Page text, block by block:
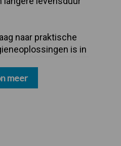
naar praktische
is in
meer